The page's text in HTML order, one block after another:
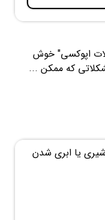
اپوکسی" خوش
که ممکن ...